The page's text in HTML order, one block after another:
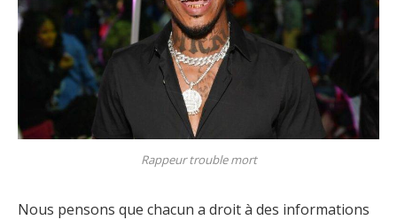
Rappeur trouble mort
Nous pensons que chacun a droit à des informations